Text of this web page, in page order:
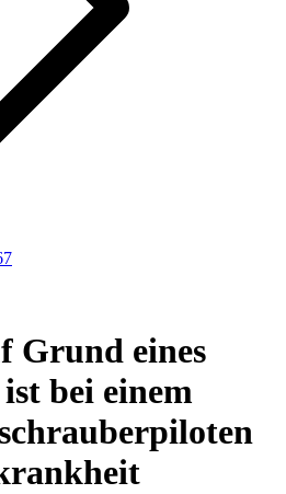
Grund eines
ist bei einem